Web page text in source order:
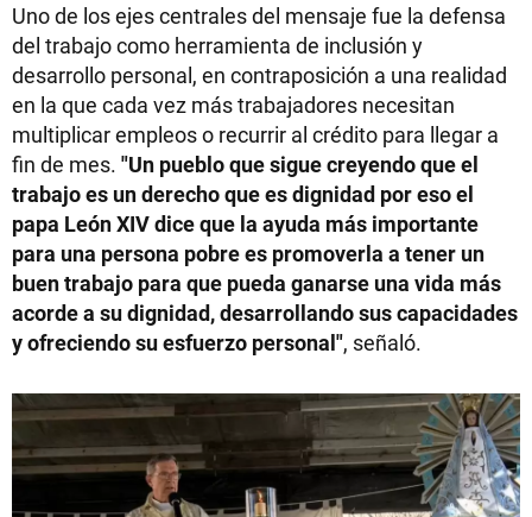
Uno de los ejes centrales del mensaje fue la defensa
del trabajo como herramienta de inclusión y
desarrollo personal, en contraposición a una realidad
en la que cada vez más trabajadores necesitan
multiplicar empleos o recurrir al crédito para llegar a
fin de mes. "Un pueblo que sigue creyendo que el
trabajo es un derecho que es dignidad por eso el
papa León XIV dice que la ayuda más importante
para una persona pobre es promoverla a tener un
buen trabajo para que pueda ganarse una vida más
acorde a su dignidad, desarrollando sus capacidades
y ofreciendo su esfuerzo personal", señaló.